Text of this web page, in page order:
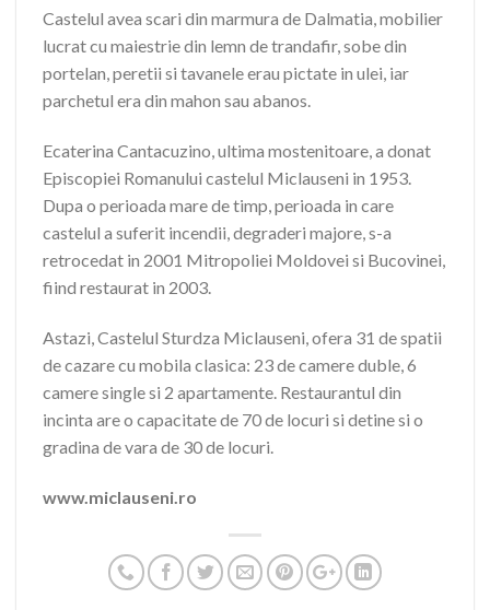
Castelul avea scari din marmura de Dalmatia, mobilier
lucrat cu maiestrie din lemn de trandafir, sobe din
portelan, peretii si tavanele erau pictate in ulei, iar
parchetul era din mahon sau abanos.
Ecaterina Cantacuzino, ultima mostenitoare, a donat
Episcopiei Romanului castelul Miclauseni in 1953.
Dupa o perioada mare de timp, perioada in care
castelul a suferit incendii, degraderi majore, s-a
retrocedat in 2001 Mitropoliei Moldovei si Bucovinei,
fiind restaurat in 2003.
Astazi, Castelul Sturdza Miclauseni, ofera 31 de spatii
de cazare cu mobila clasica: 23 de camere duble, 6
camere single si 2 apartamente. Restaurantul din
incinta are o capacitate de 70 de locuri si detine si o
gradina de vara de 30 de locuri.
www.miclauseni.ro